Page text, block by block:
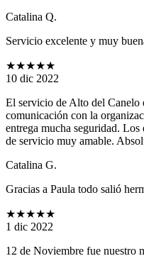
Catalina Q.
Servicio excelente y muy
★★★★★
10 dic 2022
El servicio de Alto del Canelo
comunicación con la
entrega mucha seguridad. Los
de servicio muy amable.
Catalina G.
Gracias a Paula todo salió
★★★★★
1 dic 2022
12 de Noviembre fue nuestro